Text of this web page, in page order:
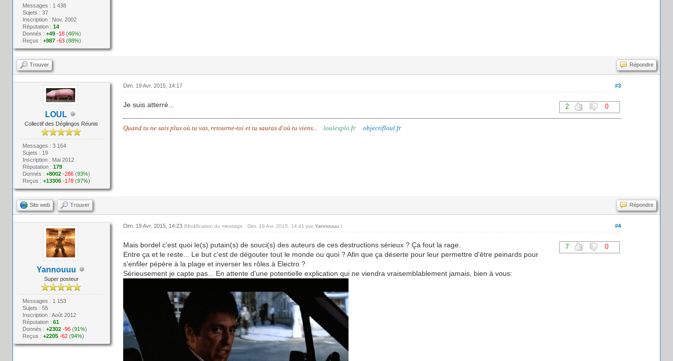
Messages : 1 438
Sujets : 37
Inscription : Nov. 2002
Réputation : 14
Donnés : +49 -18(46%)
Reçus : +987 -63(88%)
Trouver Répondre
LOUL
Collectif des Déglingos Réunis
Messages : 3 164
Sujets : 19
Inscription : Mai 2012
Réputation : 179
Donnés : +8002 -286(93%)
Reçus : +13306 -178(97%)
#3
Dim. 19 Avr. 2015, 14:17
2 0
Je suis atterré...
Quand tu ne sais plus où tu vas, retourne-toi et tu sauras d'où tu viens... loulexplo.fr objectifloul.fr
Site web Trouver Répondre
Yannouuu
Super posteur
Messages : 1 153
Sujets : 55
Inscription : Août 2012
Réputation : 61
Donnés : +2302 -96(91%)
Reçus : +2205 -62(94%)
#4
Dim. 19 Avr. 2015, 14:23 (Modification du message : Dim. 19 Avr. 2015, 14:41 par Yannouuu .)
7 0
Mais bordel c'est quoi le(s) putain(s) de souci(s) des auteurs de ces destructions sérieux ? Ça fout la rage.
Entre ça et le reste... Le but c'est de dégouter tout le monde ou quoi ? Afin que ça déserte pour leur permettre d'être peinards pour
s'enfiler pépère à la plage et inverser les rôles à Electro ?
Sérieusement je capte pas... En attente d'une potentielle explication qui ne viendra vraisemblablement jamais, bien à vous: